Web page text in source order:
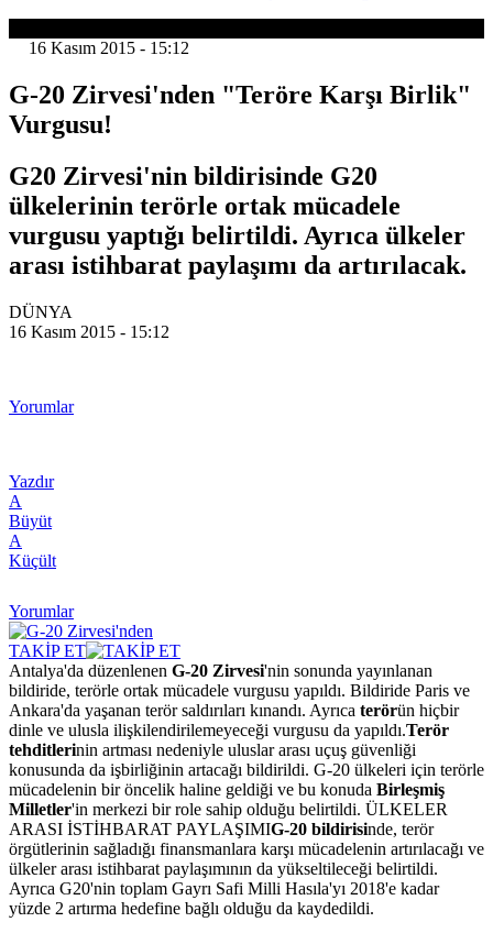
16 Kasım 2015 - 15:12
G-20 Zirvesi'nden "Teröre Karşı Birlik"
Vurgusu!
G20 Zirvesi'nin bildirisinde G20
ülkelerinin terörle ortak mücadele
vurgusu yaptığı belirtildi. Ayrıca ülkeler
arası istihbarat paylaşımı da artırılacak.
DÜNYA
16 Kasım 2015 - 15:12
Yorumlar
Yazdır
A
Büyüt
A
Küçült
Yorumlar
TAKİP ET
Antalya'da düzenlenen G-20 Zirvesi'nin sonunda yayınlanan
bildiride, terörle ortak mücadele vurgusu yapıldı. Bildiride Paris ve
Ankara'da yaşanan terör saldırıları kınandı. Ayrıca terörün hiçbir
dinle ve ulusla ilişkilendirilemeyeceği vurgusu da yapıldı.Terör
tehditlerinin artması nedeniyle uluslar arası uçuş güvenliği
konusunda da işbirliğinin artacağı bildirildi. G-20 ülkeleri için terörle
mücadelenin bir öncelik haline geldiği ve bu konuda Birleşmiş
Milletler'in merkezi bir role sahip olduğu belirtildi. ÜLKELER
ARASI İSTİHBARAT PAYLAŞIMIG-20 bildirisinde, terör
örgütlerinin sağladığı finansmanlara karşı mücadelenin artırılacağı ve
ülkeler arası istihbarat paylaşımının da yükseltileceği belirtildi.
Ayrıca G20'nin toplam Gayrı Safi Milli Hasıla'yı 2018'e kadar
yüzde 2 artırma hedefine bağlı olduğu da kaydedildi.